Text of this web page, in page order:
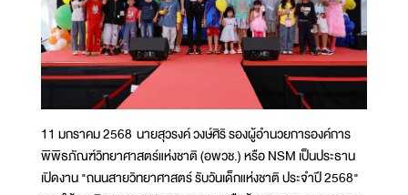
11 มกราคม 2568 นายสุวรงค์ วงษ์ศิริ รองผู้อำนวยการองค์การ
พิพิธภัณฑ์วิทยาศาสตร์แห่งชาติ (อพวช.) หรือ NSM เป็นประธาน
เปิดงาน "ถนนสายวิทยาศาสตร์ รับวันเด็กแห่งชาติ ประจำปี 2568"